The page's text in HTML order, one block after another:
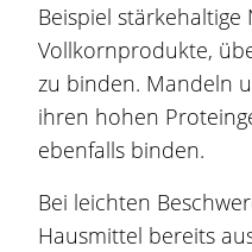
Beispiel
Vollkornprodukte,
zu binden. Mandeln
ihren hohen
ebenfalls binden.
Bei leichten
Hausmittel bereits